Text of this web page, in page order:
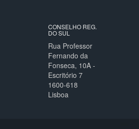
CONSELHO REG.
DO SUL
Rua Professor
Fernando da
Fonseca, 10A -
Escritório 7
1600-618
Lisboa